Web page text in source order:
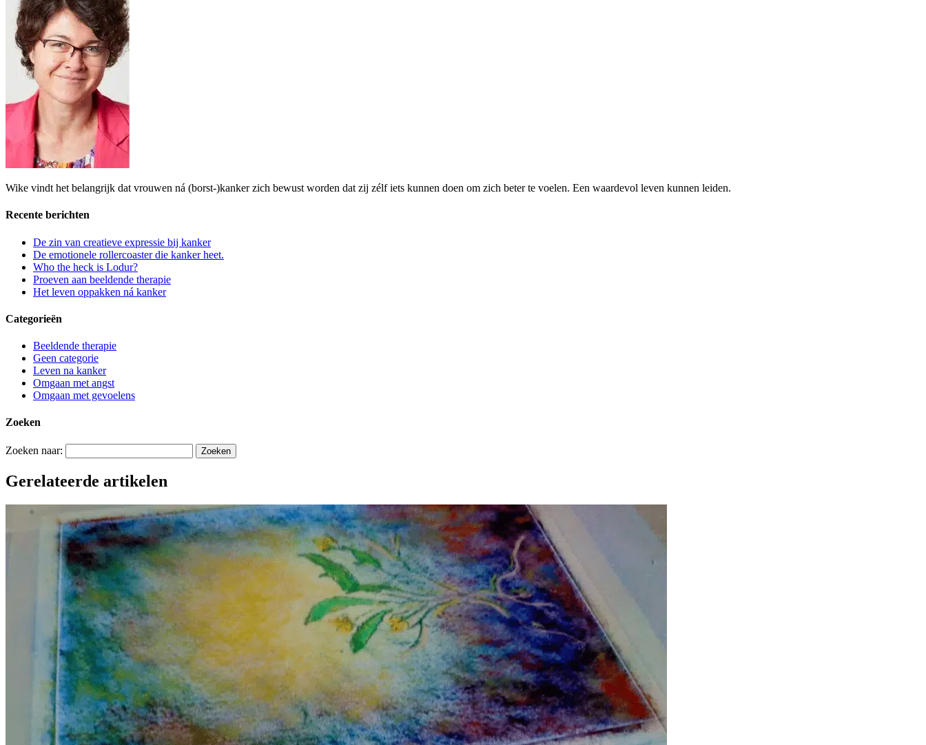
Wike vindt het belangrijk dat vrouwen ná (borst-)kanker zich bewust worden dat zij zélf iets kunnen doen om zich beter te voelen. Een waardevol leven kunnen leiden.
Recente berichten
De zin van creatieve expressie bij kanker
De emotionele rollercoaster die kanker heet.
Who the heck is Lodur?
Proeven aan beeldende therapie
Het leven oppakken ná kanker
Categorieën
Beeldende therapie
Geen categorie
Leven na kanker
Omgaan met angst
Omgaan met gevoelens
Zoeken
Zoeken naar:
Gerelateerde artikelen